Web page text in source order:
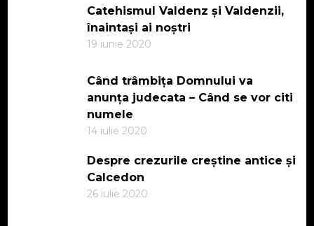
Catehismul Valdenz și Valdenzii,
înaintași ai noștri
19 iunie 2020
Când trâmbița Domnului va
anunța judecata – Când se vor citi
numele
14 iulie 2020
Despre crezurile creștine antice și
Calcedon
26 iulie 2020